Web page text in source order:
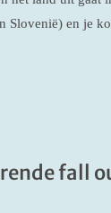
Slovenië) en je
fall